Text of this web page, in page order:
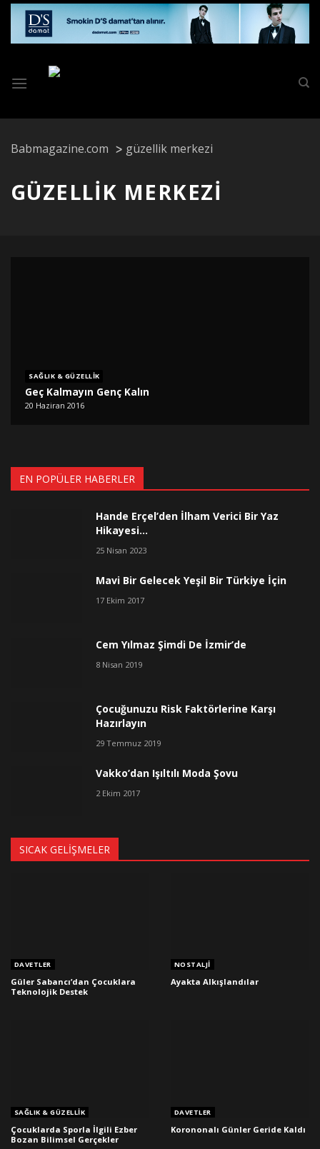
Skip
content
Babmagazine.com güzellik merkezi
GÜZELLIK MERKEZI
SAĞLIK & GÜZELLIK
Geç Kalmayın Genç Kalın
20 Haziran 2016
EN POPÜLER HABERLER
Hande Erçel’den İlham Verici Bir Yaz
Hikayesi…
25 Nisan 2023
Mavi Bir Gelecek Yeşil Bir Türkiye İçin
17 Ekim 2017
Cem Yılmaz Şimdi De İzmir’de
8 Nisan 2019
Çocuğunuzu Risk Faktörlerine Karşı
Hazırlayın
29 Temmuz 2019
Vakko’dan Işıltılı Moda Şovu
2 Ekim 2017
SICAK GELIŞMELER
DAVETLER
Güler Sabancı’dan Çocuklara
Teknolojik Destek
NOSTALJI
Ayakta Alkışlandılar
SAĞLIK & GÜZELLIK
Çocuklarda Sporla İlgili Ezber
Bozan Bilimsel Gerçekler
DAVETLER
Korononalı Günler Geride Kaldı